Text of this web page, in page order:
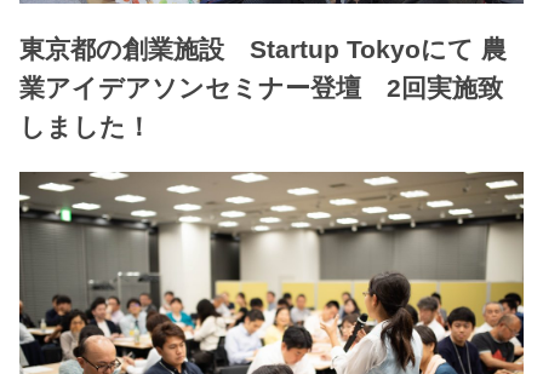
東京都の創業施設 Startup Tokyoにて 農
業アイデアソンセミナー登壇 2回実施致
しました！